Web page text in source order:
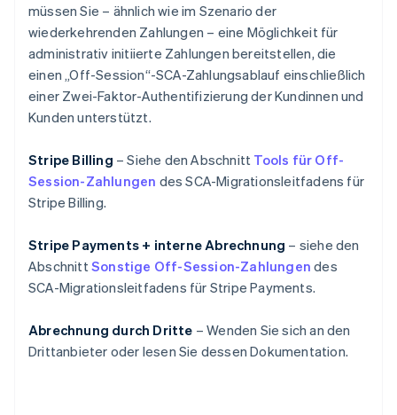
müssen Sie – ähnlich wie im Szenario der
wiederkehrenden Zahlungen – eine Möglichkeit für
administrativ initiierte Zahlungen bereitstellen, die
einen „Off-Session“-SCA-Zahlungsablauf einschließlich
einer Zwei-Faktor-Authentifizierung der Kundinnen und
Kunden unterstützt.
Stripe Billing – Siehe den Abschnitt Tools für Off-
Session-Zahlungen des SCA-Migrationsleitfadens für
Stripe Billing.
Stripe Payments + interne Abrechnung – siehe den
AbschnittSonstige Off-Session-Zahlungen des
SCA-Migrationsleitfadens für Stripe Payments.
Abrechnung durch Dritte – Wenden Sie sich an den
Drittanbieter oder lesen Sie dessen Dokumentation.